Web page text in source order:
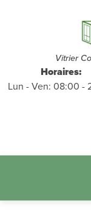
Vitrier
Horaires:
Lun - Ven: 08:00 -